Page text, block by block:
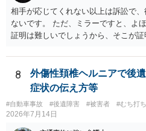
当することがはっきりしている事案で
から，刑事事件になりそうな…」で
とがはっきりしている事案です。 自
ょう。そのため，故意を否認してい
離れる」→「コンビニで駐車」→「
戻る→誰もいないから警察に連絡し
事故を起こした認識があるから現場
て警察に連絡しないのだろうという
そして，捜査機関としては，解離性健
情が見当たらないのだと思います。
警察の方に事実を理解してもらえる
相手が応じてくれない以上は訴訟で
ないです。 ただ、ミラーですと、よ
証明は難しいでしょうから、そこが
8
外傷性頚椎ヘルニアで後
症状の伝え方等
#自動車事故 #後遺障害 #被害者 #むち打
2026年7月14日